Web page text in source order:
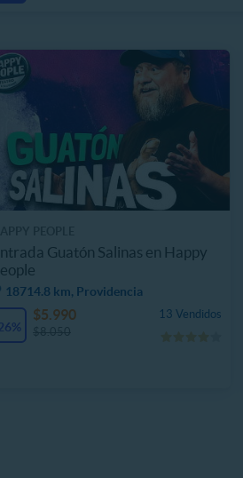
Guatón Salinas en Happy
18714.8 km, Providencia
26%
13 Vendidos
$5.990